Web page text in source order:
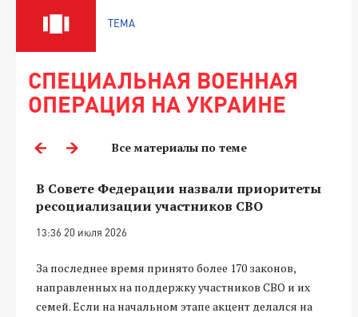
ТЕМА
СПЕЦИАЛЬНАЯ ВОЕННАЯ
ОПЕРАЦИЯ НА УКРАИНЕ
Все материалы по теме
В Совете Федерации назвали приоритеты
ресоциализации участников СВО
13:36 20 июля 2026
За последнее время принято более 170 законов,
направленных на поддержку участников СВО и их
семей. Если на начальном этапе акцент делался на